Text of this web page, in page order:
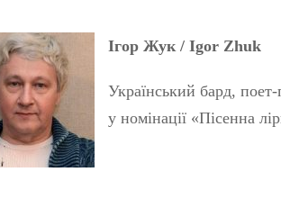
Ігор Жук/ Igor Zhuk
Український бард,
у номінації «Пісенна